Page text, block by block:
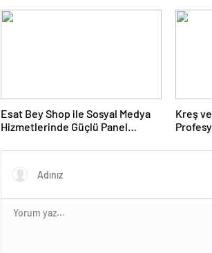
Esat Bey Shop ile Sosyal Medya
Hizmetlerinde Güçlü Panel
Kreş